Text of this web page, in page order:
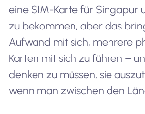
eine SIM-Karte für Singapur
zu bekommen, aber das
Aufwand mit sich, mehrere
Karten mit sich zu führen –
denken zu müssen, sie
wenn man zwischen den